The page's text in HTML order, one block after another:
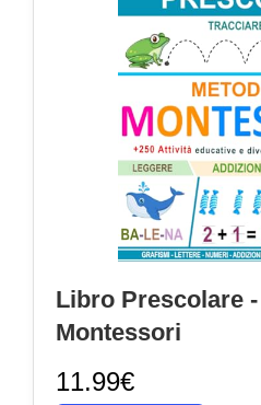
Libro Prescolare
Montessori
11.99€